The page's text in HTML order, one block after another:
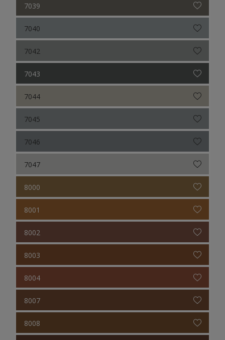
7039
7040
7042
7043
7044
7045
7046
7047
8000
8001
8002
8003
8004
8007
8008